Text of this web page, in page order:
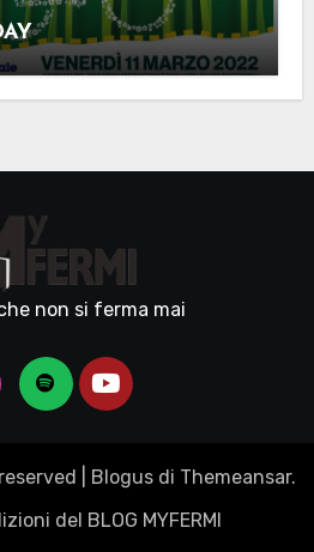
non si ferma mai
Blogusdi Themeansar.
del BLOG MYFERMI